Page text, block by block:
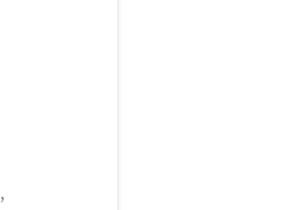
,